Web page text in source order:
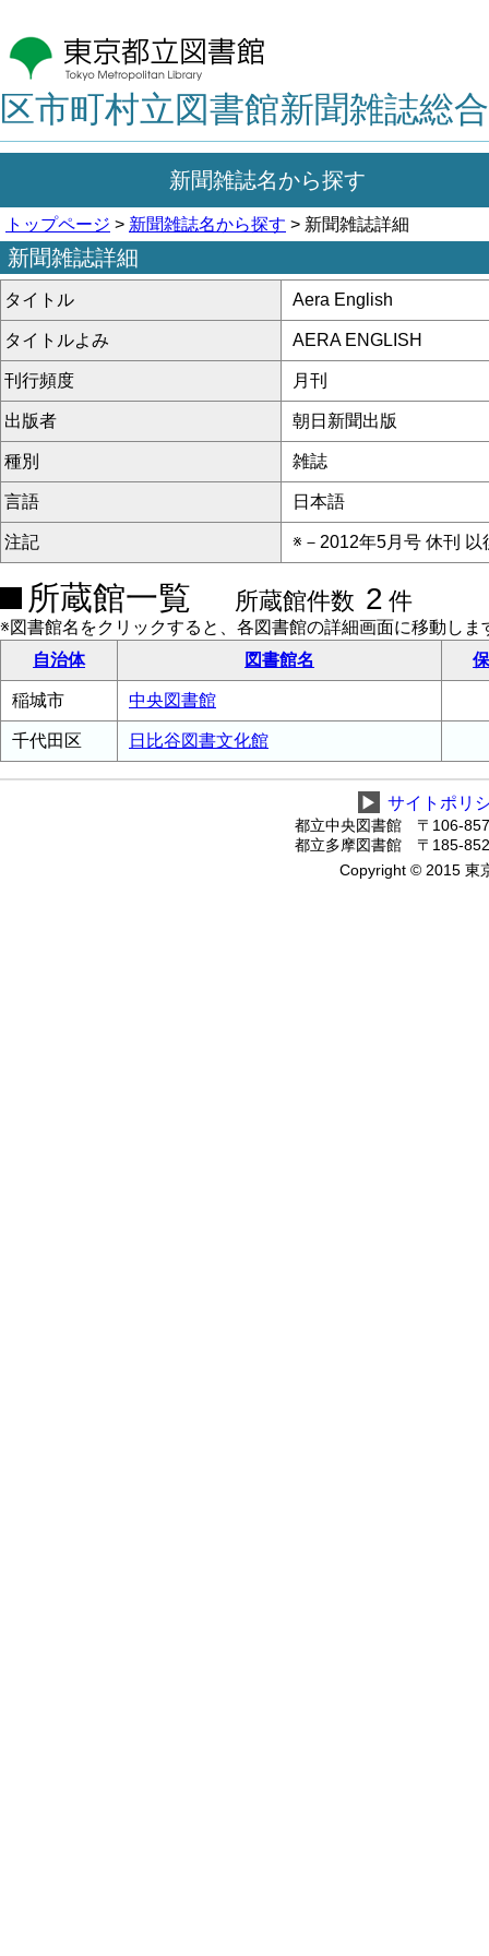
区市町村立図書館新聞雑誌総
新聞雑誌名から探す
トップページ > 新聞雑誌名から探す > 新聞雑誌詳細
新聞雑誌詳細
タイトル Aera English
タイトルよみ AERA ENGLISH
刊行頻度 月刊
出版者 朝日新聞出版
種別 雑誌
言語 日本語
注記 ※－2012年5月号 休刊
所蔵館一覧 所蔵館件数 2 件
※図書館名をクリックすると、各図書館の詳細画面に移動しま
自治体
図書館名
稲城市 中央図書館
千代田区 日比谷図書文化館
▶ サイトポリ
都立中央図書館 〒106-
都立多摩図書館 〒185-
Copyright © 2015 東